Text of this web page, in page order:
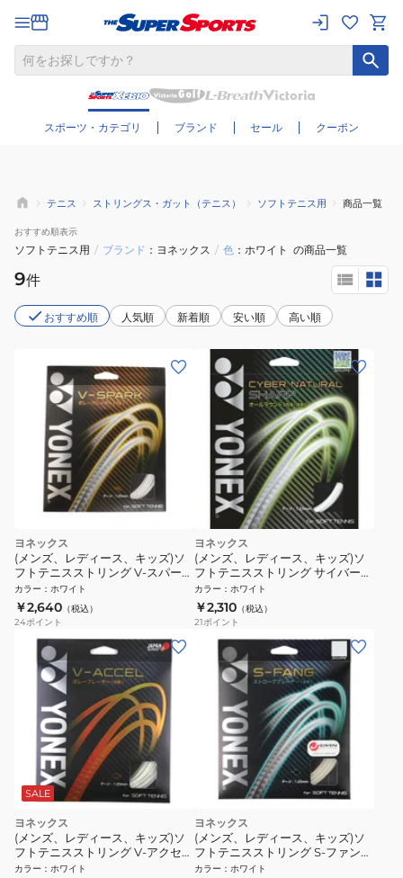
スポーツ・カテゴリ ブランド セール クーポン
さらに絞り込む
テニス ストリングス・ガット（テニス） ソフトテニス用 商品一覧
おすすめ順表示
ソフトテニス用 / ブランド ヨネックス / 色 ホワイト の商品一覧
9件
おすすめ順 人気順 新着順 安い順 高い順
ヨネックス
(メンズ、レディース、キッズ)ソ
フトテニスストリング V-スパーク
SGVS-719
カラー ： ホワイト
￥2,640 （税込）
24ポイント
ヨネックス
(メンズ、レディース、キッズ)ソ
フトテニスストリング サイバーナ
チュラル シャープ(CYBER
NATURAL SHARP) CSG550SP-
011
カラー ： ホワイト
￥2,310 （税込）
21ポイント
SALE
ヨネックス
(メンズ、レディース、キッズ)ソ
フトテニスストリング V-アクセル
SGVA-011
カラー ： ホワイト
ヨネックス
(メンズ、レディース、キッズ)ソ
フトテニスストリング S-ファング
SGSFG-011
カラー ： ホワイト